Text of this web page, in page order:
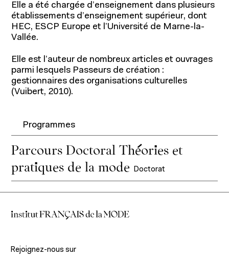
Programmes pour étudiants
Recherche et expertise
Chaires
À propos
Elle a été chargée d’enseignement dans plusieurs
établissements d’enseignement supérieur, dont
HEC, ESCP Europe et l’Université de Marne-la-
Vallée.
Elle est l’auteur de nombreux articles et ouvrages
parmi lesquels Passeurs de création :
gestionnaires des organisations culturelles
(Vuibert, 2010).
Programmes
Parcours Doctoral Théories et
pratiques de la mode Doctorat
Rejoignez-nous sur